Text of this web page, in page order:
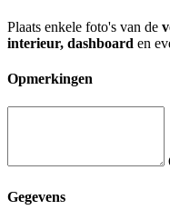
Plaats enkele foto's van de
interieur, dashboard en
Opmerkingen
Gegevens